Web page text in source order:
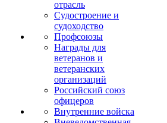
отрасль
Судостроение и
судоходство
Профсоюзы
Награды для
ветеранов и
ветеранских
организаций
Российский союз
офицеров
Внутренние войска